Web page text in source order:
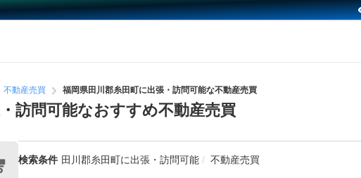
不動産売買 福岡県田川郡糸田町に出張・訪問可能な不動産売買
訪問可能なおすすめ不動産売買
検索条件 田川郡糸田町に出張・訪問可能 不動産売買